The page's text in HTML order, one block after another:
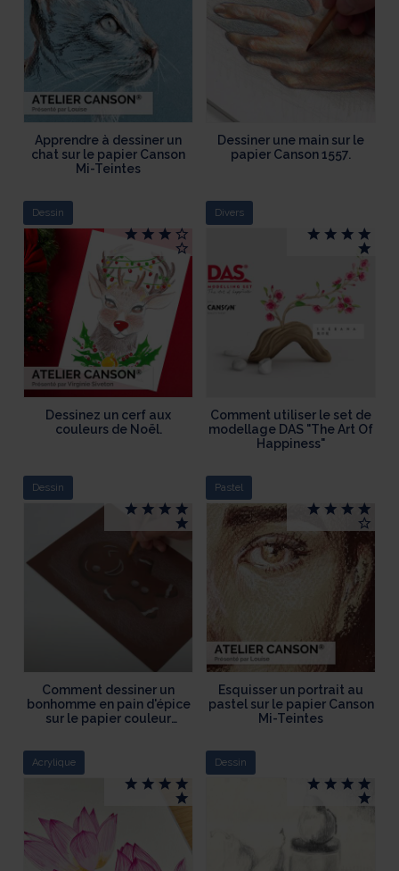
Apprendre à dessiner un
chat sur le papier Canson
Mi-Teintes
Dessiner une main sur le
papier Canson 1557.
Dessin
Dessinez un cerf aux
couleurs de Noël.
Divers
Comment utiliser le set de
modellage DAS "The Art Of
Happiness"
Dessin
Comment dessiner un
bonhomme en pain d'épice
sur le papier couleur
Pastel
Esquisser un portrait au
pastel sur le papier Canson
Mi-Teintes
Acrylique Dessin